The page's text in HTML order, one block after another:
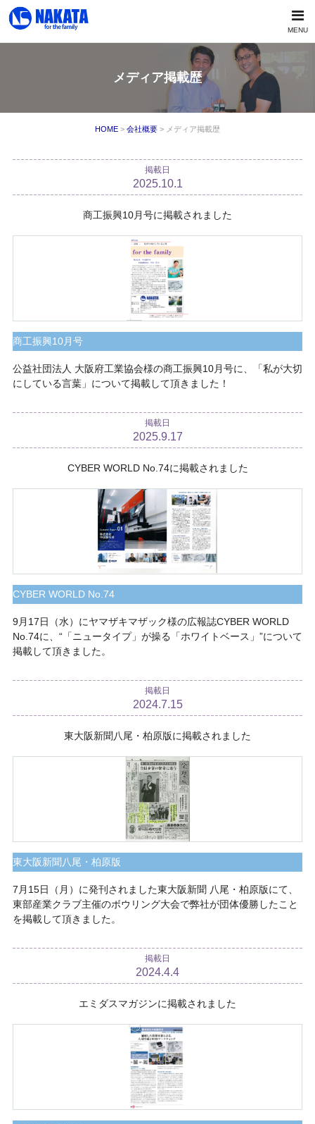
MENU
メディア掲載歴
HOME > 会社概要 > メディア掲載歴
掲載日
2025.10.1
商工振興10月号に掲載されました
商工振興10月号
公益社団法人 大阪府工業協会様の商工振興10月号に、「私が大切
にしている言葉」について掲載して頂きました！
掲載日
2025.9.17
CYBER WORLD No.74に掲載されました
CYBER WORLD No.74
9月17日（水）にヤマザキマザック様の広報誌CYBER WORLD
No.74に、“「ニュータイプ」が操る「ホワイトベース」”について
掲載して頂きました。
掲載日
2024.7.15
東大阪新聞八尾・柏原版に掲載されました
東大阪新聞八尾・柏原版
7月15日（月）に発刊されました東大阪新聞 八尾・柏原版にて、
東部産業クラブ主催のボウリング大会で弊社が団体優勝したこと
を掲載して頂きました。
掲載日
2024.4.4
エミダスマガジンに掲載されました